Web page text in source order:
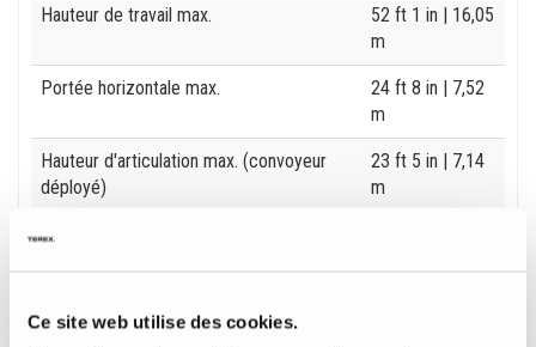
Ce site web utilise des cookies.
Specification Value
Hauteur de travail max. 52 ft 1 in | 16,05
m
Portée horizontale max. 24 ft 8 in | 7,52
m
Hauteur d'articulation max. (convoyeur
déployé)
23 ft 5 in | 7,14
m
Capacité de la plateforme